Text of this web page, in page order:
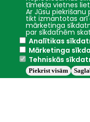
tīmekļa vietnes
Ar Jūsu
tikt izmantotas arī
mārketinga
par sīkdatnēm
Analītikas
Mārketinga
Tehniskās
Piekrist visām